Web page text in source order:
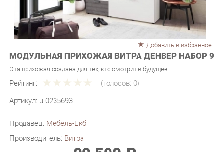
Добавить в избранное
МОДУЛЬНАЯ ПРИХОЖАЯ ВИТРА ДЕНВЕР НАБОР 9
Эта прихожая создана для тех, кто смотрит в будущее
Рейтинг: (голосов:0)
Артикул: u-0235693
Производитель:Витра
Последняя цена: 99 590 ₽